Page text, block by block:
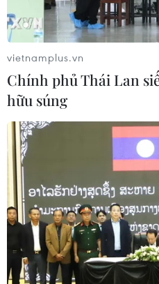
vietnamplus.vn
Chính phủ Thái Lan
hữu súng